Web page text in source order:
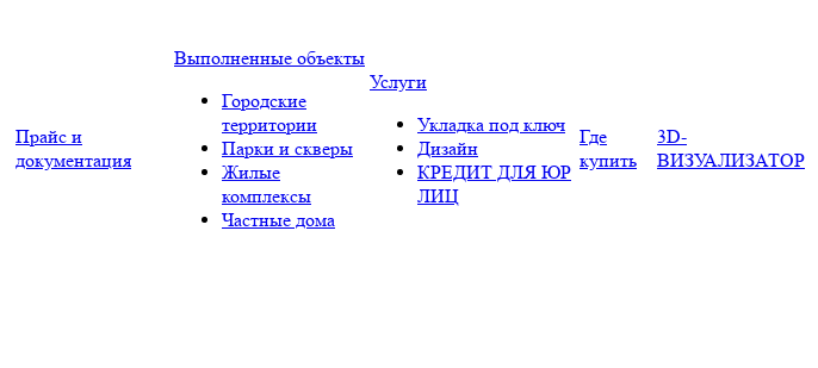
Прайс и
документация
Выполненные объекты
Городские
территории
Парки и скверы
Жилые
комплексы
Частные дома
Услуги
Укладка под ключ
Дизайн
КРЕДИТ ДЛЯ ЮР
ЛИЦ
Где
купить
3D-
ВИЗУАЛИЗАТОР